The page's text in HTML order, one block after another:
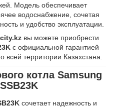
Модель обеспечивает
водоснабжение, сочетая
и удобство эксплуатации.
вы можете приобрести
с официальной гарантией
всей территории Казахстана.
котла Samsung
сочетает надежность и